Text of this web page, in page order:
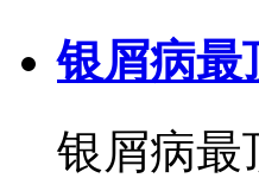
银屑病最
银屑病最